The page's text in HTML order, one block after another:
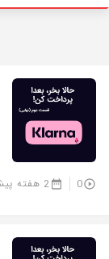
0 2 هفته پیش